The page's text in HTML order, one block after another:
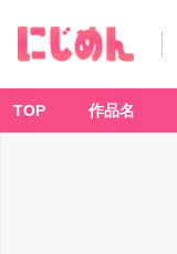
TOP 作品名